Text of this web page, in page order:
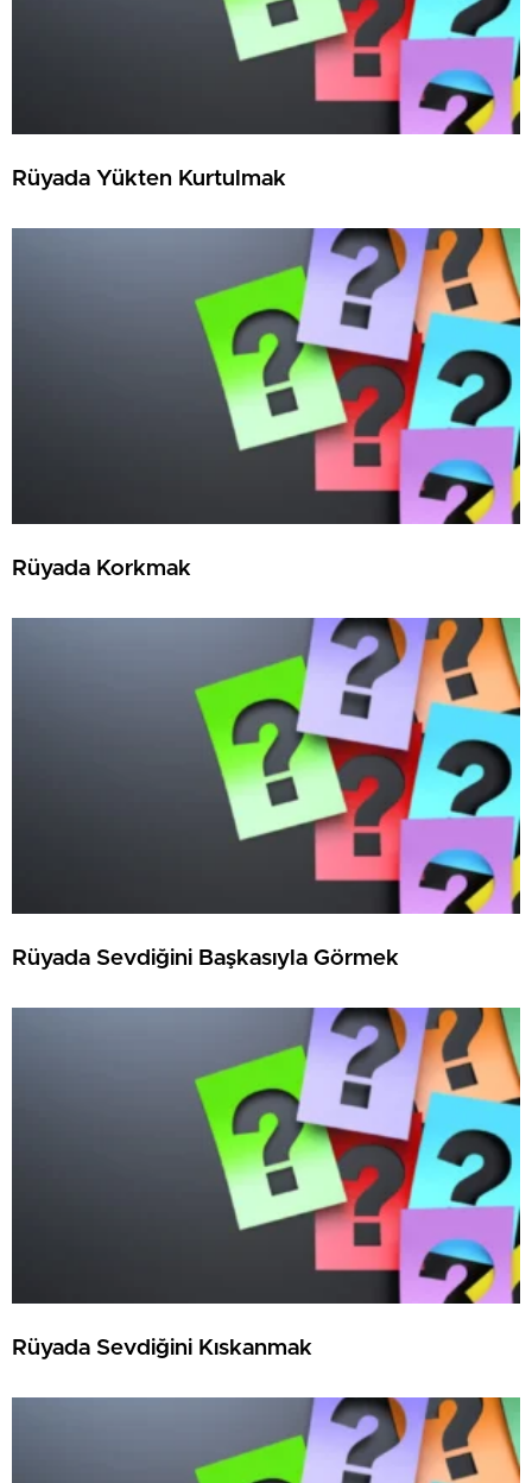
Rüyada Yükten Kurtulmak
Rüyada Korkmak
Rüyada Sevdiğini Başkasıyla Görmek
Rüyada Sevdiğini Kıskanmak